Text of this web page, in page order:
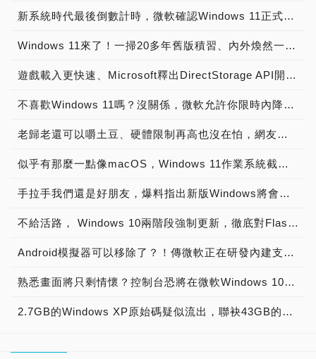
新系統時代最後倒數計時，微軟確認Windows 11正式上線日期為10月5號
Windows 11來了！一掃20多年舊版積習、內外煥然一新，手把手實際安裝體驗測試
遊戲載入更快速、Microsoft釋出DirectStorage API開法者預覽版，「舊」系統也受惠
不喜歡Windows 11嗎？沒關係，微軟允許你限時內降回Window 10
老歸老還可以嚼土豆、硬體限制再高也沒在怕，網友把Windows 11刷進了NOKIA Lumia 950XL
似乎有那麼一點像macOS，Windows 11作業系統截圖高清無碼流出
手拉手我們還是好朋友，爆料指出新版Windows將會配合Intel第12代Alder Lake處理器於萬聖節檔期推出
不給活路， Windows 10兩階段強制更新，徹底對Flash Player趕盡殺絕
Android模擬器可以移除了？！傳微軟正在研發內建支援Android App的應用程式
熟悉畫面將只剩情懷？控制台恐將在微軟Windows 10更新後強制退役？
2.7GB的Windows XP原始碼疑似流出，聯袂43GB的多版本原始碼「大禮包」也在網路上流竄! 爆發資安隱憂!